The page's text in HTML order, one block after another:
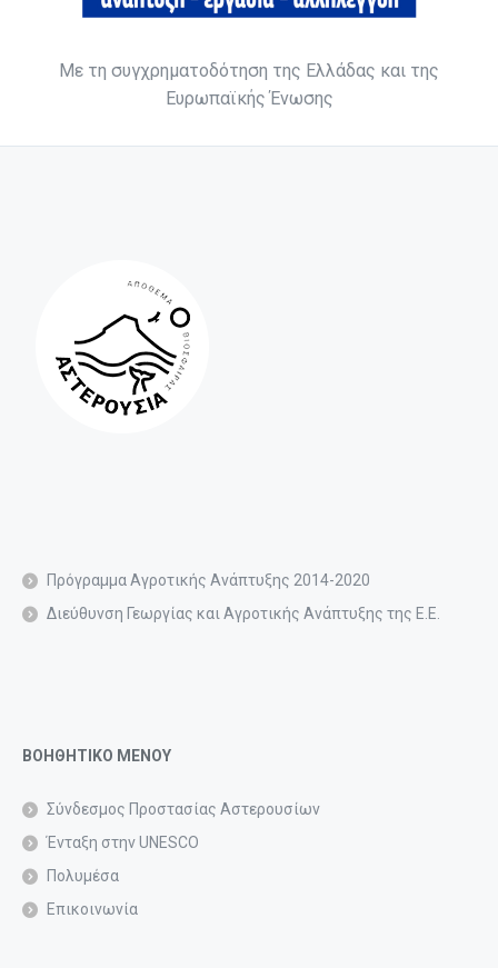
Με τη συγχρηματοδότηση της Ελλάδας και της
Ευρωπαϊκής Ένωσης
Πρόγραμμα Αγροτικής Ανάπτυξης 2014-2020
Διεύθυνση Γεωργίας και Αγροτικής Ανάπτυξης της Ε.Ε.
ΒΟΗΘΗΤΙΚΟ ΜΕΝΟΥ
Σύνδεσμος Προστασίας Αστερουσίων
Ένταξη στην UNESCO
Πολυμέσα
Επικοινωνία